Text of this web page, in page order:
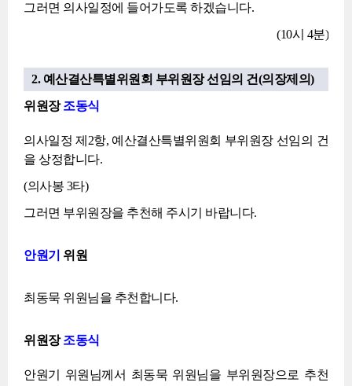
그러면 의사일정에 들어가도록 하겠습니다.
(10시 4분)
2. 예산결산특별위원회 부위원장 선임의 건(의장제의)
위원장조동식
의사일정 제2항, 예산결산특별위원회 부위원장 선임의 건
을 상정합니다.
(의사봉 3타)
그러면 부위원장을 추천해 주시기 바랍니다.
안원기 위원
최동묵 위원님을 추천합니다.
위원장조동식
안원기 위원님께서 최동묵 위원님을 부위원장으로 추천